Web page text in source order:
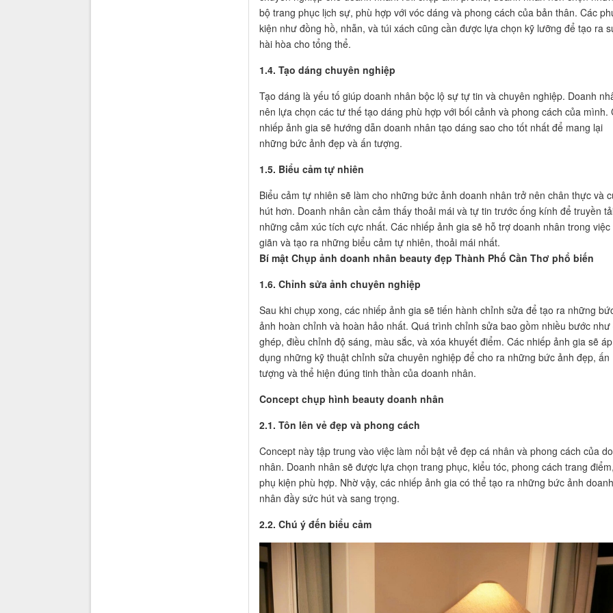
bộ trang phục lịch sự, phù hợp với vóc dáng và phong cách của bản thân. Các
kiện như đồng hồ, nhẫn, và túi xách cũng cần được lựa chọn kỹ lưỡng để tạo ra
hài hòa cho tổng thể.
1.4. Tạo dáng chuyên nghiệp
Tạo dáng là yếu tố giúp doanh nhân bộc lộ sự tự tin và chuyên nghiệp. Doanh
nên lựa chọn các tư thế tạo dáng phù hợp với bối cảnh và phong cách của mình.
nhiếp ảnh gia sẽ hướng dẫn doanh nhân tạo dáng sao cho tốt nhất để mang lại
những bức ảnh đẹp và ấn tượng.
1.5. Biểu cảm tự nhiên
Biểu cảm tự nhiên sẽ làm cho những bức ảnh doanh nhân trở nên chân thực và
hút hơn. Doanh nhân cần cảm thấy thoải mái và tự tin trước ống kính để truyền
những cảm xúc tích cực nhất. Các nhiếp ảnh gia sẽ hỗ trợ doanh nhân trong
giãn và tạo ra những biểu cảm tự nhiên, thoải mái nhất.
Bí mật Chụp ảnh doanh nhân beauty đẹp Thành Phố Cần Thơ phổ biến
1.6. Chỉnh sửa ảnh chuyên nghiệp
Sau khi chụp xong, các nhiếp ảnh gia sẽ tiến hành chỉnh sửa để tạo ra những
ảnh hoàn chỉnh và hoàn hảo nhất. Quá trình chỉnh sửa bao gồm nhiều bước như
ghép, điều chỉnh độ sáng, màu sắc, và xóa khuyết điểm. Các nhiếp ảnh gia sẽ áp
dụng những kỹ thuật chỉnh sửa chuyên nghiệp để cho ra những bức ảnh đẹp, ấn
tượng và thể hiện đúng tinh thần của doanh nhân.
Concept chụp hình beauty doanh nhân
2.1. Tôn lên vẻ đẹp và phong cách
Concept này tập trung vào việc làm nổi bật vẻ đẹp cá nhân và phong cách của
nhân. Doanh nhân sẽ được lựa chọn trang phục, kiểu tóc, phong cách trang
phụ kiện phù hợp. Nhờ vậy, các nhiếp ảnh gia có thể tạo ra những bức ảnh doanh
nhân đầy sức hút và sang trọng.
2.2. Chú ý đến biểu cảm